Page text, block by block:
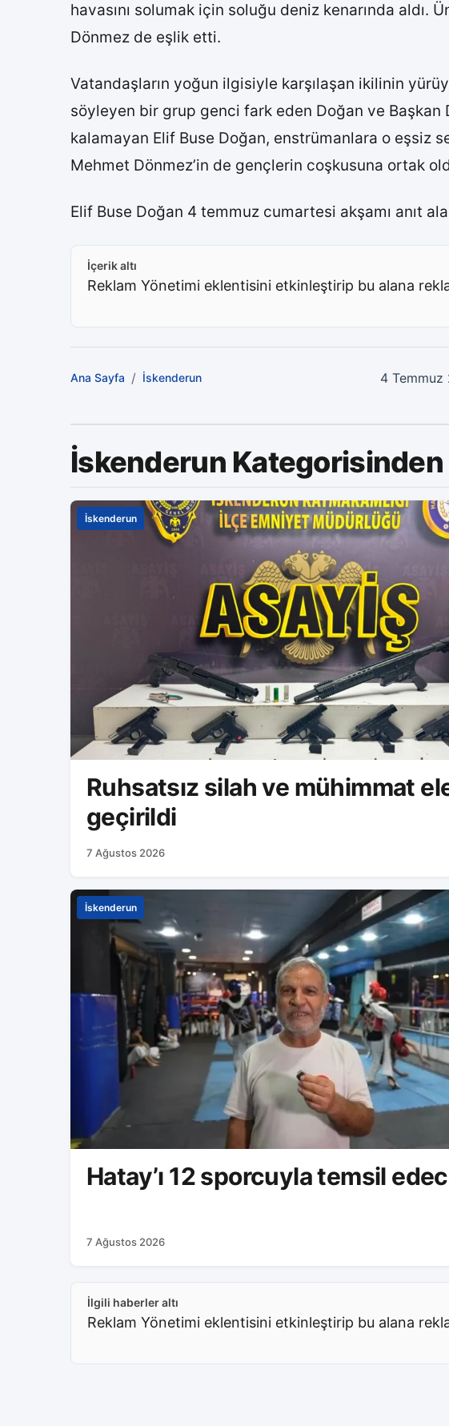
havasını solumak için soluğu deniz kenarında aldı.
Dönmez de eşlik etti.
Vatandaşların yoğun ilgisiyle karşılaşan ikilinin
söyleyen bir grup genci fark eden Doğan ve Başkan
kalamayan Elif Buse Doğan, enstrümanlara o eşsiz
Mehmet Dönmez’in de gençlerin coşkusuna ortak
Elif Buse Doğan 4 temmuz cumartesi akşamı anıt
İçerik altı
Reklam Yönetimi eklentisini etkinleştirip bu alana
Ana Sayfa / İskenderun 4 Temmuz
İskenderun
İskenderun
Ruhsatsız silah ve mühimmat
geçirildi
7 Ağustos 2026
İskenderun
Hatay’ı 12 sporcuyla temsil
7 Ağustos 2026
İlgili haberler altı
Reklam Yönetimi eklentisini etkinleştirip bu alana